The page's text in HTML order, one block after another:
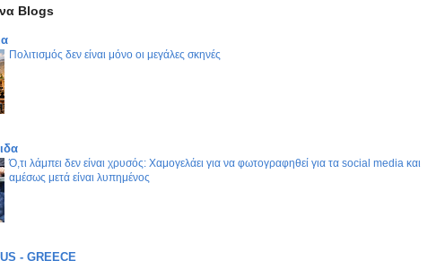
Blogs
Πολιτισμός δεν είναι μόνο οι μεγάλες σκηνές
Ό,τι λάμπει δεν είναι χρυσός: Χαμογελάει για να φωτογραφηθεί για τα social media και
αμέσως μετά είναι λυπημένος
- GREECE